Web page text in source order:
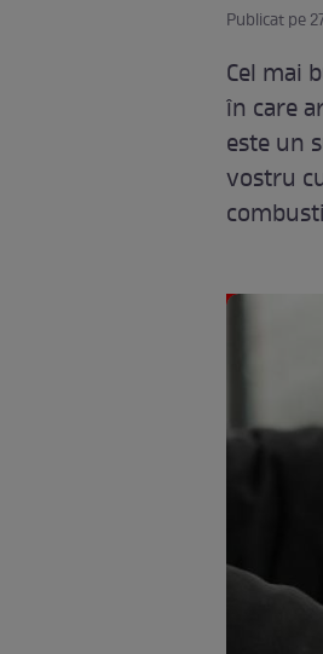
Publicat pe
Cel mai
în care
este un
vostru